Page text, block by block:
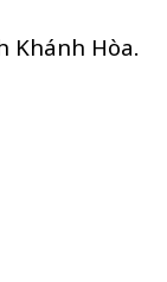
Khánh Hòa.